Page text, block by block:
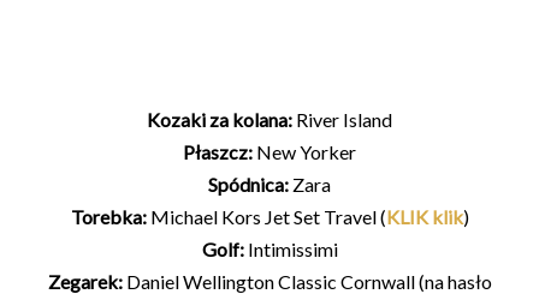
Kozaki za kolana: River Island
Płaszcz: New Yorker
Spódnica: Zara
Torebka:Michael Kors Jet Set Travel (KLIK klik)
Golf:Intimissimi
Zegarek: Daniel Wellington Classic Cornwall (na hasło